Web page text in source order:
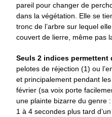
pareil pour changer de
dans la végétation. Elle se
tronc de l’arbre sur lequel
couvert de lierre, même pas
Seuls 2 indices permettent
pelotes de réjection (1) ou
et principalement pendant
février (sa voix porte
une plainte bizarre du genre
1 à 4 secondes plus tard